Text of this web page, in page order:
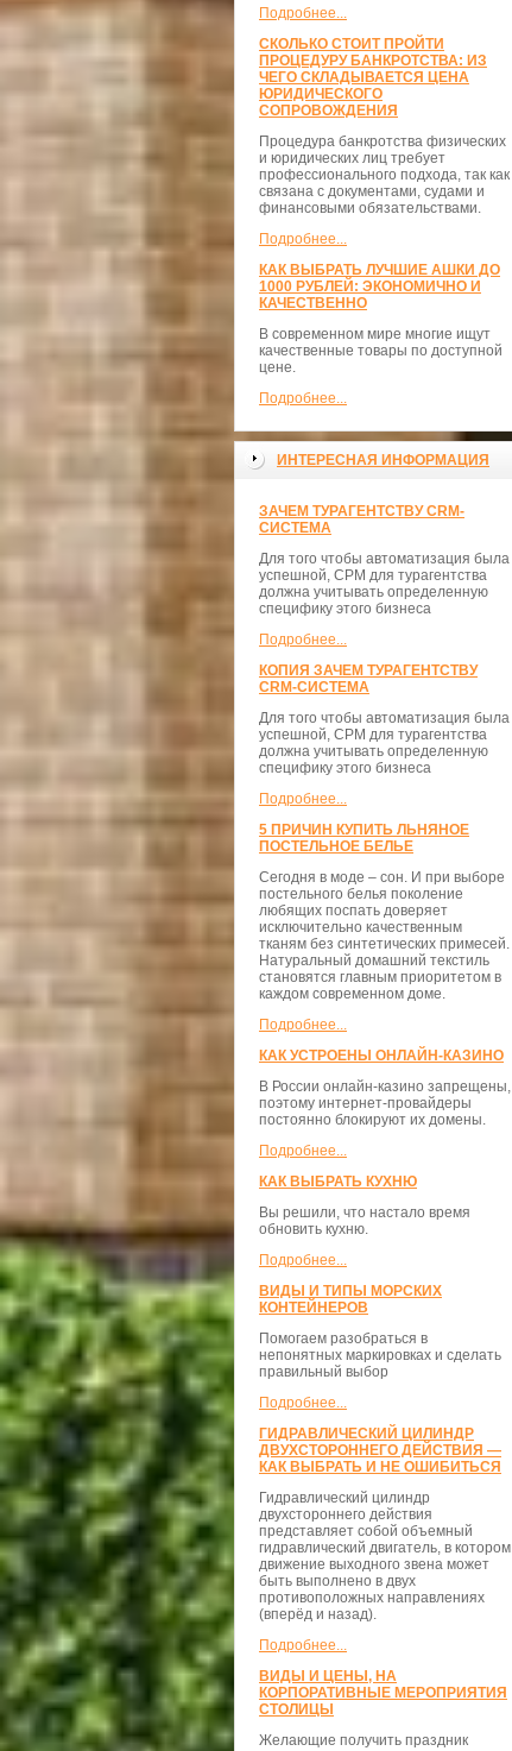
Подробнее...
СКОЛЬКО СТОИТ ПРОЙТИ
ПРОЦЕДУРУ БАНКРОТСТВА: ИЗ
ЧЕГО СКЛАДЫВАЕТСЯ ЦЕНА
ЮРИДИЧЕСКОГО
СОПРОВОЖДЕНИЯ
Процедура банкротства физических
и юридических лиц требует
профессионального подхода, так как
связана с документами, судами и
финансовыми обязательствами.
Подробнее...
КАК ВЫБРАТЬ ЛУЧШИЕ АШКИ ДО
1000 РУБЛЕЙ: ЭКОНОМИЧНО И
КАЧЕСТВЕННО
В современном мире многие ищут
качественные товары по доступной
цене.
Подробнее...
ИНТЕРЕСНАЯ ИНФОРМАЦИЯ
ЗАЧЕМ ТУРАГЕНТСТВУ CRM-
СИСТЕМА
Для того чтобы автоматизация была
успешной, СРМ для турагентства
должна учитывать определенную
специфику этого бизнеса
Подробнее...
КОПИЯ ЗАЧЕМ ТУРАГЕНТСТВУ
CRM-СИСТЕМА
Для того чтобы автоматизация была
успешной, СРМ для турагентства
должна учитывать определенную
специфику этого бизнеса
Подробнее...
5 ПРИЧИН КУПИТЬ ЛЬНЯНОЕ
ПОСТЕЛЬНОЕ БЕЛЬЕ
Сегодня в моде – сон. И при выборе
постельного белья поколение
любящих поспать доверяет
исключительно качественным
тканям без синтетических примесей.
Натуральный домашний текстиль
становятся главным приоритетом в
каждом современном доме.
Подробнее...
КАК УСТРОЕНЫ ОНЛАЙН-КАЗИНО
В России онлайн-казино запрещены,
поэтому интернет-провайдеры
постоянно блокируют их домены.
Подробнее...
КАК ВЫБРАТЬ КУХНЮ
Вы решили, что настало время
обновить кухню.
Подробнее...
ВИДЫ И ТИПЫ МОРСКИХ
КОНТЕЙНЕРОВ
Помогаем разобраться в
непонятных маркировках и сделать
правильный выбор
Подробнее...
ГИДРАВЛИЧЕСКИЙ ЦИЛИНДР
ДВУХСТОРОННЕГО ДЕЙСТВИЯ —
КАК ВЫБРАТЬ И НЕ ОШИБИТЬСЯ
Гидравлический цилиндр
двухстороннего действия
представляет собой объемный
гидравлический двигатель, в котором
движение выходного звена может
быть выполнено в двух
противоположных направлениях
(вперёд и назад).
Подробнее...
ВИДЫ И ЦЕНЫ, НА
КОРПОРАТИВНЫЕ МЕРОПРИЯТИЯ
СТОЛИЦЫ
Желающие получить праздник